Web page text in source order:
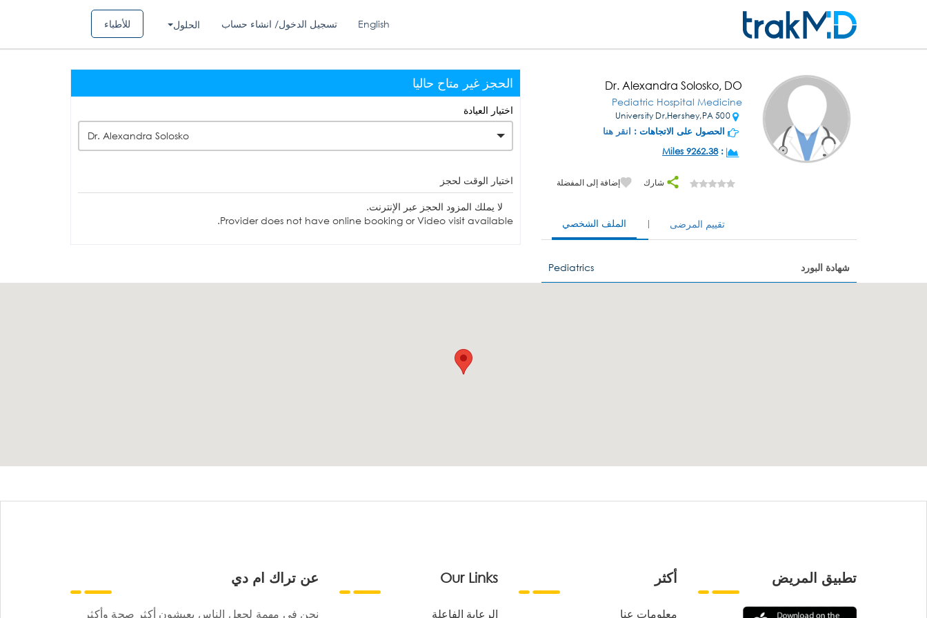
للأطباء الحلول تسجيل الدخول/ انشاء حساب English
Dr. Alexandra Solosko, DO
Pediatric Hospital Medicine
500 University Dr,Hershey,PA
الحصول على الاتجاهات : انقر هنا
:
9262.38 Miles
شارك إضافة إلى المفضلة
الملف الشخصي تقييم المرضى
شهادة البورد Pediatrics
الحجز غير متاح حاليا
اختيار العيادة
Dr. Alexandra Solosko
اختيار الوقت لحجز
لا يملك المزود الحجز عبر الإنترنت.
Provider does not have online booking or Video visit available.
عن تراك ام دي
نحن في مهمة لجعل الناس يعيشون أكثر صحة وأكثر
Our Links
الرعاية الفاعلة
أكثر
معلومات عنا
تطبيق المريض